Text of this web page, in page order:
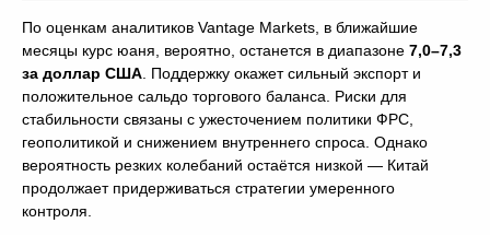
По оценкам аналитиков Vantage Markets, в ближайшие
месяцы курс юаня, вероятно, останется в диапазоне 7,0–7,3
за доллар США . Поддержку окажет сильный экспорт и
положительное сальдо торгового баланса. Риски для
стабильности связаны с ужесточением политики ФРС,
геополитикой и снижением внутреннего спроса. Однако
вероятность резких колебаний остаётся низкой — Китай
продолжает придерживаться стратегии умеренного
контроля.